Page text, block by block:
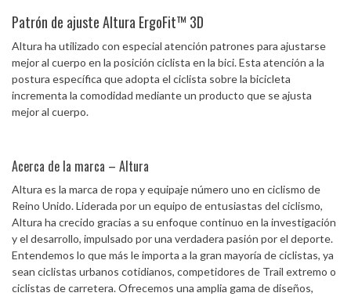
Patrón de ajuste Altura ErgoFit™ 3D
Altura ha utilizado con especial atención patrones para ajustarse
mejor al cuerpo en la posición ciclista en la bici. Esta atención a la
postura específica que adopta el ciclista sobre la bicicleta
incrementa la comodidad mediante un producto que se ajusta
mejor al cuerpo.
Acerca de la marca – Altura
Altura es la marca de ropa y equipaje número uno en ciclismo de
Reino Unido. Liderada por un equipo de entusiastas del ciclismo,
Altura ha crecido gracias a su enfoque continuo en la investigación
y el desarrollo, impulsado por una verdadera pasión por el deporte.
Entendemos lo que más le importa a la gran mayoría de ciclistas, ya
sean ciclistas urbanos cotidianos, competidores de Trail extremo o
ciclistas de carretera. Ofrecemos una amplia gama de diseños,